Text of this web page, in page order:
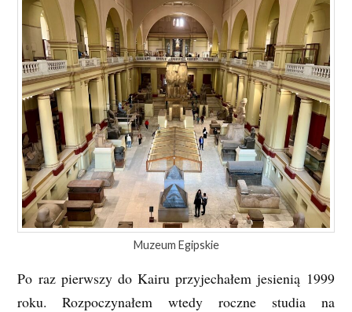
Muzeum Egipskie
Po raz pierwszy do Kairu przyjechałem jesienią 1999
roku. Rozpoczynałem wtedy roczne studia na